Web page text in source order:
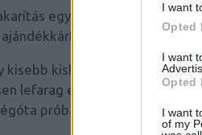
I want
Opted
I want
Opted
I want
of my
egyik módja a
kaphat,
kisebb kiskereskedőnél
lefarag egy kis pénzt az
próbálnak eladni. A